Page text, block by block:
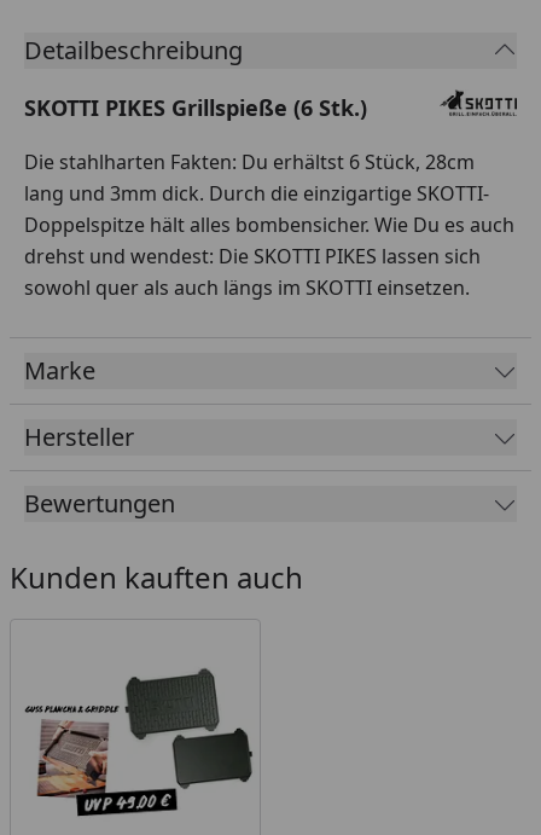
Detailbeschreibung
SKOTTI PIKES Grillspieße (6 Stk.)
Die stahlharten Fakten: Du erhältst 6 Stück, 28cm
lang und 3mm dick. Durch die einzigartige SKOTTI-
Doppelspitze hält alles bombensicher. Wie Du es auch
drehst und wendest: Die SKOTTI PIKES lassen sich
sowohl quer als auch längs im SKOTTI einsetzen.
Marke
Hersteller
Bewertungen
Kunden kauften auch